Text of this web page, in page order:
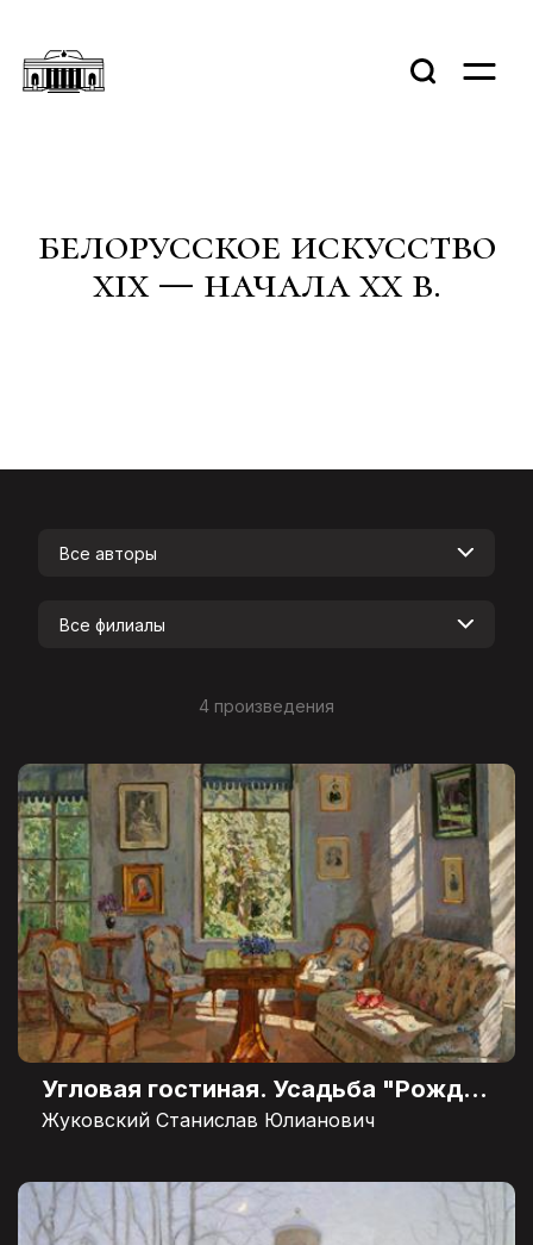
белорусское искусство
хіx — начала xx в.
4 произведения
Все авторы
Все филиалы
Угловая гостиная. Усадьба "Рождествено"
Жуковский Станислав Юлианович